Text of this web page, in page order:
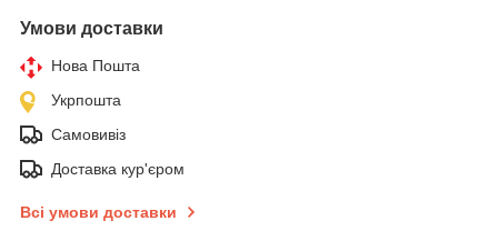
Умови доставки
Нова Пошта
Укрпошта
Самовивіз
Доставка кур'єром
Всі умови доставки